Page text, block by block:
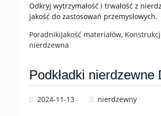
Odkryj wytrzymałość i trwałość z
jakość do zastosowań przemysłowych.
PoradnikiJakość materiałów,
nierdzewna
Podkładki nierdzewne
2024-11-13 nierdzewny